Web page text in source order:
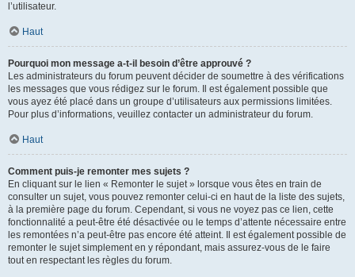
l’utilisateur.
Haut
Pourquoi mon message a-t-il besoin d’être approuvé ?
Les administrateurs du forum peuvent décider de soumettre à des vérifications
les messages que vous rédigez sur le forum. Il est également possible que
vous ayez été placé dans un groupe d’utilisateurs aux permissions limitées.
Pour plus d’informations, veuillez contacter un administrateur du forum.
Haut
Comment puis-je remonter mes sujets ?
En cliquant sur le lien « Remonter le sujet » lorsque vous êtes en train de
consulter un sujet, vous pouvez remonter celui-ci en haut de la liste des sujets,
à la première page du forum. Cependant, si vous ne voyez pas ce lien, cette
fonctionnalité a peut-être été désactivée ou le temps d’attente nécessaire entre
les remontées n’a peut-être pas encore été atteint. Il est également possible de
remonter le sujet simplement en y répondant, mais assurez-vous de le faire
tout en respectant les règles du forum.